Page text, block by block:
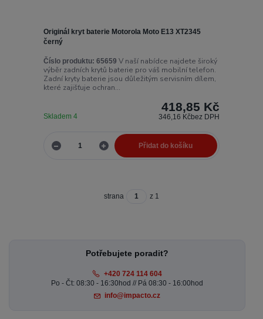
Originál kryt baterie Motorola Moto E13 XT2345
černý
Číslo produktu: 65659 V naší nabídce najdete široký
výběr zadních krytů baterie pro váš mobilní telefon.
Zadní kryty baterie jsou důležitým servisním dílem,
které zajišťuje ochran...
418,85 Kč
346,16 Kčbez DPH
Skladem 4
Přidat do košíku
strana z 1
Potřebujete poradit?
+420 724 114 604
Po - Čt: 08:30 - 16:30hod // Pá 08:30 - 16:00hod
info@impacto.cz